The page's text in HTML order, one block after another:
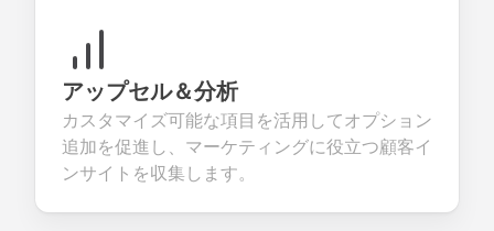
アップセル＆分析
カスタマイズ可能な項目を活用してオプション
追加を促進し、マーケティングに役立つ顧客イ
ンサイトを収集します。